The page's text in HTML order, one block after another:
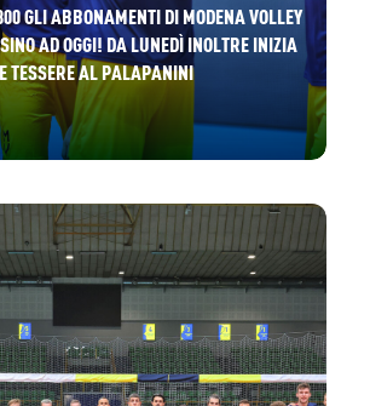
GLI ABBONAMENTI DI MODENA VOLLEY
AD OGGI! DA LUNEDÌ INOLTRE INIZIA
TESSERE AL PALAPANINI